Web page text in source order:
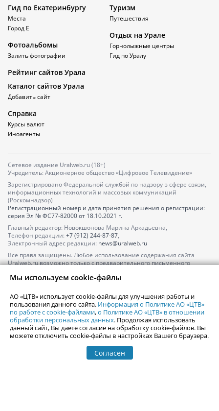
Гид по Екатеринбургу
Места
Город Е
Фотоальбомы
Залить фотографии
Туризм
Путешествия
Отдых на Урале
Горнолыжные центры
Гид по Уралу
Рейтинг сайтов Урала
Каталог сайтов Урала
Добавить сайт
Справка
Курсы валют
Иноагенты
Сетевое издание Uralweb.ru (18+)
Учредитель: Акционерное общество «Цифровое Телевидение»
Зарегистрировано Федеральной службой по надзору в сфере связи,
информационных технологий и массовых коммуникаций
(Роскомнадзор)
Регистрационный номер и дата принятия решения о регистрации:
серия Эл № ФС77-82000от 18.10.2021 г.
Главный редактор: Новокшонова Марина Аркадьевна,
Телефон редакции: +7 (912) 244-87-87,
Электронный адрес редакции: news@uralweb.ru
Все права защищены. Любое использование содержания сайта
Uralweb.ru возможно только с предварительного письменного
По вопросам размещения рекламы обращайтесь по тел.
По вопросам размещения информации в разделе «Афиша»
afisha@uralweb.ru
Пользовательское соглашение на использование сайта
Политика АО «ЦТВ» в отношении обработки персональных данных
Мы используем cookie-файлы
АО «ЦТВ» использует cookie-файлы для улучшения работы и
пользования данного сайта. Информация о Политике АО «ЦТВ»
по работе с cookie-файлами,о Политике АО «ЦТВ» в отношении
обработки персональных данных. Продолжая использовать
данный сайт, Вы даете согласие на обработку cookie-файлов. Вы
можете отключить cookie-файлы в настройках Вашего браузера.
Согласен